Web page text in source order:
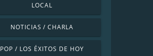
LOCAL
NOTICIAS / CHARLA
POP / LOS ÉXITOS DE HOY